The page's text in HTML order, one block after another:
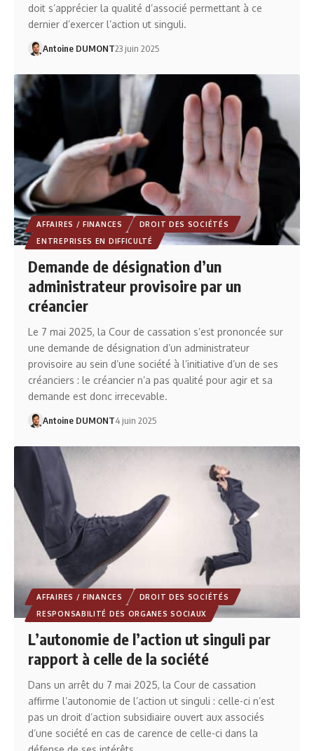
doit s’apprécier la qualité d’associé permettant à ce
dernier d’exercer l’action ut singuli.
Antoine DUMONT23 juin 2025
AFFAIRES / FINANCES
DROIT DES SOCIÉTÉS
ENTREPRISES EN DIFFICULTÉ
Demande de désignation d’un
administrateur provisoire par un
créancier
Le 7 mai 2025, la Cour de cassation s’est prononcée sur
une demande de désignation d’un administrateur
provisoire au sein d’une société à l’initiative d’un de ses
créanciers : le créancier n’a pas qualité pour agir et sa
demande est donc irrecevable.
Antoine DUMONT4 juin 2025
AFFAIRES / FINANCES
DROIT DES SOCIÉTÉS
RESPONSABILITÉ DES ORGANES SOCIAUX
L’autonomie de l’action ut singuli par
rapport à celle de la société
Dans un arrêt du 7 mai 2025, la Cour de cassation
affirme l’autonomie de l’action ut singuli : celle-ci n’est
pas un droit d’action subsidiaire ouvert aux associés
d’une société en cas de carence de celle-ci dans la